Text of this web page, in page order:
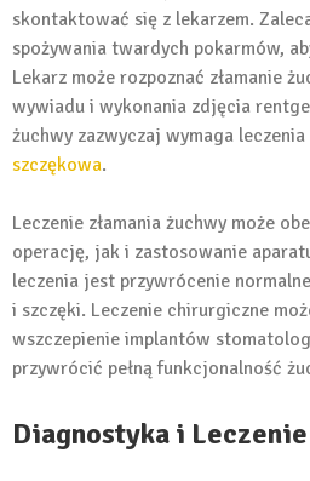
skontaktować się z lekarzem.
spożywania twardych pokarmów,
Lekarz może rozpoznać złamanie
wywiadu i wykonania zdjęcia
żuchwy zazwyczaj wymaga leczenia
szczękowa.
Leczenie złamania żuchwy może
operację, jak i zastosowanie
leczenia jest przywrócenie
i szczęki. Leczenie chirurgiczne
wszczepienie implantów
przywrócić pełną funkcjonalność
Diagnostyka i Leczenie